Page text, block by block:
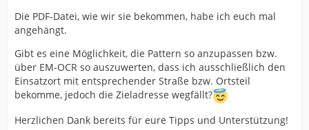
Die PDF-Datei, wie wir sie bekommen, habe ich euch mal
angehängt.
Gibt es eine Möglichkeit, die Pattern so anzupassen bzw.
über EM-OCR so auszuwerten, dass ich ausschließlich den
Einsatzort mit entsprechender Straße bzw. Ortsteil
bekomme, jedoch die Zieladresse wegfällt?
Herzlichen Dank bereits für eure Tipps und Unterstützung!